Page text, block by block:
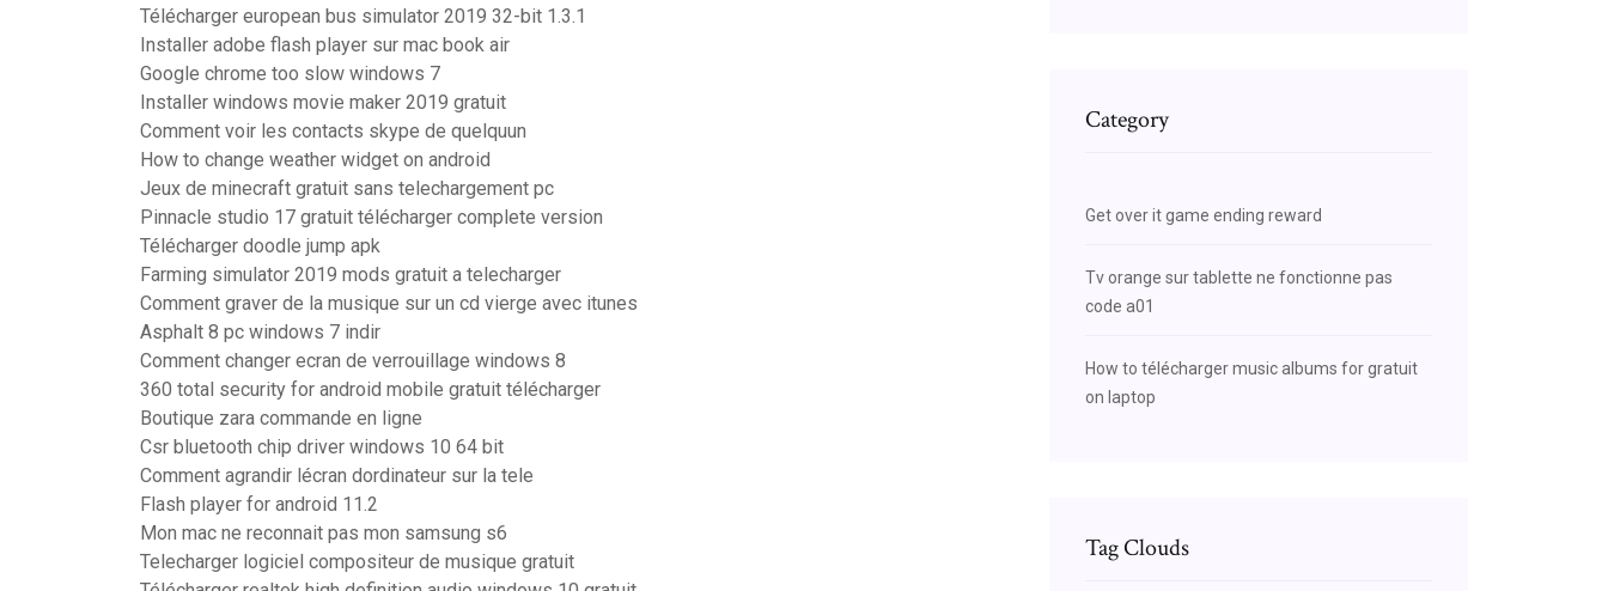
Télécharger european bus simulator 2019 32-bit 1.3.1
Installer adobe flash player sur mac book air
Google chrome too slow windows 7
Installer windows movie maker 2019 gratuit
Comment voir les contacts skype de quelquun
How to change weather widget on android
Jeux de minecraft gratuit sans telechargement pc
Pinnacle studio 17 gratuit télécharger complete version
Télécharger doodle jump apk
Farming simulator 2019 mods gratuit a telecharger
Comment graver de la musique sur un cd vierge avec itunes
Asphalt 8 pc windows 7 indir
Comment changer ecran de verrouillage windows 8
360 total security for android mobile gratuit télécharger
Boutique zara commande en ligne
Csr bluetooth chip driver windows 10 64 bit
Comment agrandir lécran dordinateur sur la tele
Flash player for android 11.2
Mon mac ne reconnait pas mon samsung s6
Telecharger logiciel compositeur de musique gratuit
Category
Get over it game ending reward
Tv orange sur tablette ne fonctionne pas
code a01
How to télécharger music albums for gratuit
on laptop
Tag Clouds